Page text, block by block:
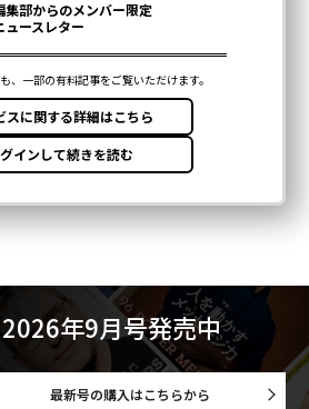
2026年9月号発売中
最新号の購入はこちらから